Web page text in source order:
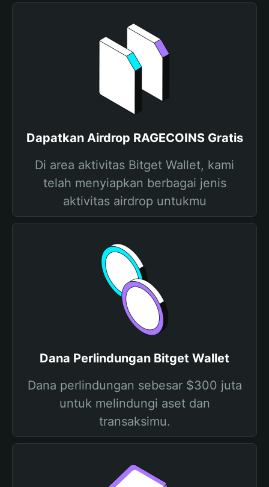
Dapatkan Airdrop RAGECOINS Gratis
Di area aktivitas Bitget Wallet, kami
telah menyiapkan berbagai jenis
aktivitas airdrop untukmu
Dana Perlindungan Bitget Wallet
Dana perlindungan sebesar $300 juta
untuk melindungi aset dan
transaksimu.